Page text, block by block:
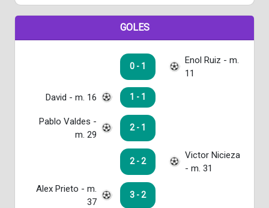
GOLES
0 - 1
Enol Ruiz - m.
11
David - m. 16 1 - 1
Pablo Valdes -
m. 29
2 - 1
2 - 2
Victor Nicieza
- m. 31
Alex Prieto - m.
37
3 - 2